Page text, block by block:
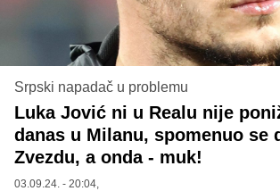
Srpski napadač u problemu
Luka Jović ni u Realu nije
danas u Milanu, spomenuo se
Zvezdu, a onda - muk!
03.09.24. - 20:04,